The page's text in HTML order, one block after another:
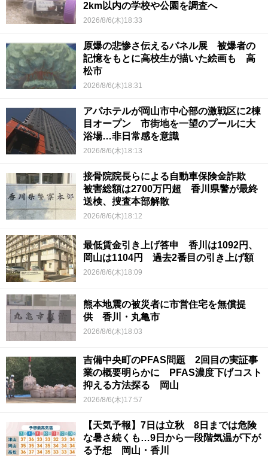
2km以内の学校や公園を調査へ
2026/8/6(木)18:33
原爆の悲惨さ伝えるパネル展 被爆者の
記憶をもとに高校生が描いた絵画も 高
松市
2026/8/6(木)18:31
アパホテルが岡山市中心部の激戦区に2棟
目オープン 市街地を一望のプールに大
浴場…非日常感を意識
2026/8/6(木)18:13
接骨院院長らによる自動車保険金詐欺
被害総額は2700万円超 香川県警が最終
送検、捜査本部解散
2026/8/6(木)18:12
最低賃金引き上げ答申 香川は1092円、
岡山は1104円 過去2番目の引き上げ額
2026/8/6(木)18:09
熊本地震の被災者に市営住宅を無償提
供 香川・丸亀市
2026/8/6(木)18:03
吉備中央町のPFAS問題 2回目の実証事
業の概要明らかに PFAS濃度下げコスト
抑える方法探る 岡山
2026/8/6(木)17:57
【天気予報】7日は立秋 8日までは危険
な暑さ続くも…9日から一段階気温が下が
る予想 岡山・香川